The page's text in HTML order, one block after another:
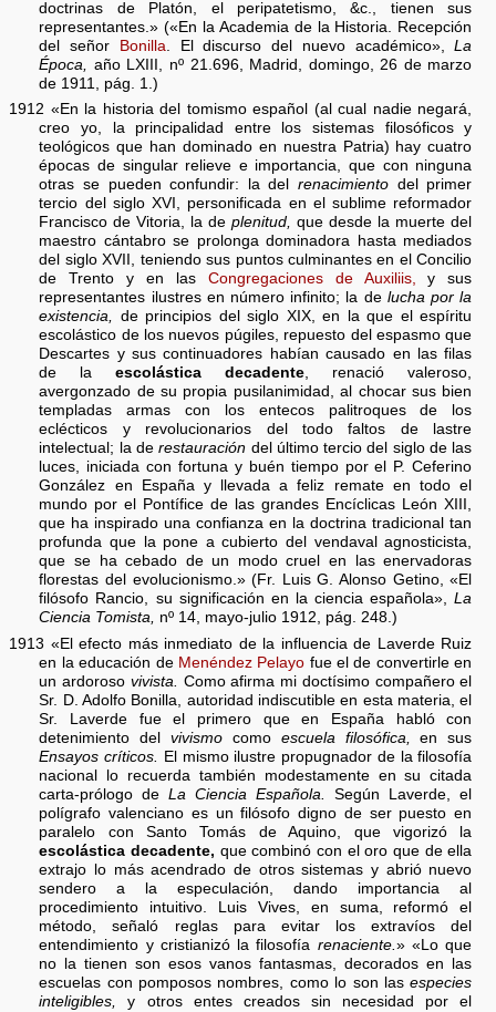
doctrinas de Platón, el peripatetismo, &c., tienen sus
representantes.» («En la Academia de la Historia. Recepción
del señor Bonilla . El discurso del nuevo académico»,La
Época,
año LXIII, nº 21.696, Madrid, domingo, 26 de marzo
de 1911, pág. 1.)
1912 «En la historia del tomismo español (al cual nadie negará,
creo yo, la principalidad entre los sistemas filosóficos y
teológicos que han dominado en nuestra Patria) hay cuatro
épocas de singular relieve e importancia, que con ninguna
otras se pueden confundir: la delrenacimiento del primer
tercio del siglo XVI, personificada en el sublime reformador
Francisco de Vitoria, la deplenitud, que desde la muerte del
maestro cántabro se prolonga dominadora hasta mediados
del siglo XVII, teniendo sus puntos culminantes en el Concilio
de Trento y en las Congregaciones de Auxiliis, y sus
representantes ilustres en número infinito; la de lucha por la
existencia, de principios del siglo XIX, en la que el espíritu
escolástico de los nuevos púgiles, repuesto del espasmo que
Descartes y sus continuadores habían causado en las filas
de laescolástica decadente, renació valeroso,
avergonzado de su propia pusilanimidad, al chocar sus bien
templadas armas con los entecos palitroques de los
eclécticos y revolucionarios del todo faltos de lastre
intelectual; la derestauración del último tercio del siglo de las
luces, iniciada con fortuna y buén tiempo por el P. Ceferino
González en España y llevada a feliz remate en todo el
mundo por el Pontífice de las grandes Encíclicas León XIII,
que ha inspirado una confianza en la doctrina tradicional tan
profunda que la pone a cubierto del vendaval agnosticista,
que se ha cebado de un modo cruel en las enervadoras
florestas del evolucionismo.» (Fr. Luis G. Alonso Getino, «El
filósofo Rancio, su significación en la ciencia española»,La
Ciencia Tomista, nº 14, mayo-julio 1912, pág. 248.)
1913 «El efecto más inmediato de la influencia de Laverde Ruiz
en la educación de Menéndez Pelayo fue el de convertirle en
un ardoroso vivista. Como afirma mi doctísimo compañero el
Sr. D. Adolfo Bonilla, autoridad indiscutible en esta materia, el
Sr. Laverde fue el primero que en España habló con
detenimiento delvivismo como escuela filosófica, en sus
Ensayos críticos. El mismo ilustre propugnador de la filosofía
nacional lo recuerda también modestamente en su citada
carta-prólogo deLa Ciencia Española.
Según Laverde, el
polígrafo valenciano es un filósofo digno de ser puesto en
paralelo con Santo Tomás de Aquino, que vigorizó la
escolástica decadente, que combinó con el oro que de ella
extrajo lo más acendrado de otros sistemas y abrió nuevo
sendero a la especulación, dando importancia al
procedimiento intuitivo. Luis Vives, en suma, reformó el
método, señaló reglas para evitar los extravíos del
entendimiento y cristianizó la filosofía renaciente.» «Lo que
no la tienen son esos vanos fantasmas, decorados en las
escuelas con pomposos nombres, como lo son lasespecies
inteligibles, y otros entes creados sin necesidad por el